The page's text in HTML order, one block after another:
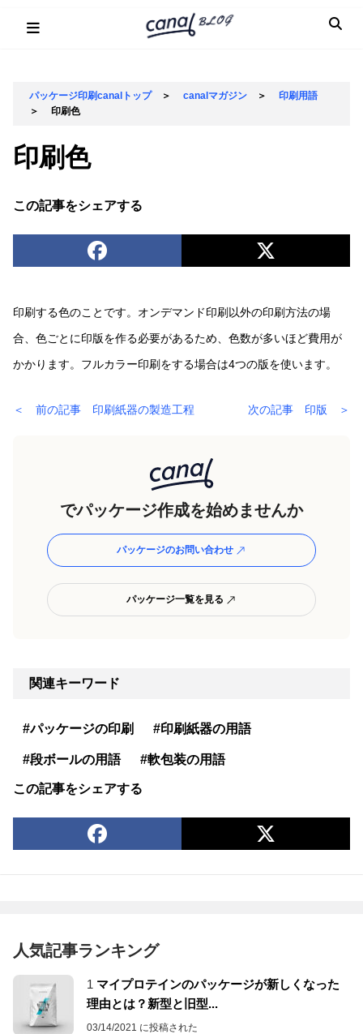
パッケージ印刷canalトップ＞ canalマガジン ＞ 印刷用語
＞ 印刷色
印刷色
この記事をシェアする
印刷する色のことです。オンデマンド印刷以外の印刷方法の場
合、色ごとに印版を作る必要があるため、色数が多いほど費用が
かかります。フルカラー印刷をする場合は4つの版を使います。
＜ 前の記事 印刷紙器の製造工程 次の記事 印版 ＞
でパッケージ作成を始めませんか
パッケージのお問い合わせ
パッケージ一覧を見る
関連キーワード
#パッケージの印刷 #印刷紙器の用語
#段ボールの用語 #軟包装の用語
この記事をシェアする
人気記事ランキング
1 マイプロテインのパッケージが新しくなった
理由とは？新型と旧型...
03/14/2021 に投稿された